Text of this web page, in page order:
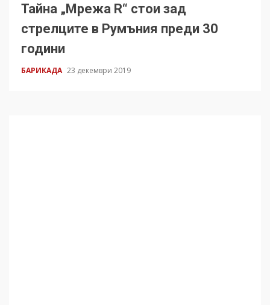
Тайна „Мрежа R“ стои зад
стрелците в Румъния преди 30
години
БАРИКАДА 23 декември 2019